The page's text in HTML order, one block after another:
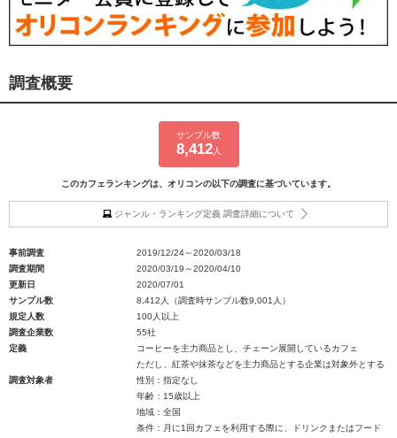
調査概要
サンプル数
8,412人
このカフェランキングは、オリコンの以下の調査に基づいています。
ジャンル・ランキング定義 調査詳細について
事前調査
2019/12/24～2020/03/18
調査期間
2020/03/19～2020/04/10
更新日
2020/07/01
サンプル数
8,412人（調査時サンプル数9,001人）
規定人数
100人以上
調査企業数
55社
定義
コーヒーを主力商品とし、チェーン展開しているカフェ
ただし、紅茶や抹茶などを主力商品とする企業は対象外とする
調査対象者
性別：指定なし
年齢：15歳以上
地域：全国
条件：月に1回カフェを利用する際に、ドリンクまたはフード